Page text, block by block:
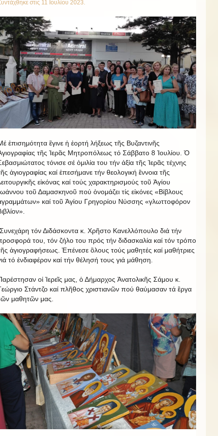
στις 11 Ιουλίου 2023.
ἐπισημότητα ἒγινε ἡ ἐορτή λήξεως τῆς Βυζαντινῆς
τῆς Ἱερᾶς Μητροπόλεως τό Σάββατο 8 Ἰουλίου. Ὁ
τόνισε σέ ὁμιλία του τήν ἀξία τῆς Ἱερᾶς τέχνης
ἁγιογραφίας καί ἐπεσήμανε τήν θεολογική ἒννοια τῆς
εἰκόνας καί τούς χαρακτηρισμούς τοῦ Ἁγίου
τοῦ Δαμασκηνοῦ πού ὁνομάζει τίς εἰκόνες «Βίβλους
καί τοῦ Ἁγίου Γρηγορίου Νύσσης «γλωττοφόρον
τόν Διδάσκοντα κ. Χρῆστο Κανελλόπουλο διά τήν
του, τόν ζήλο του πρός τήν διδασκαλία καί τόν τρόπο
ἁγιογραφήσεως. Ἐπένεσε ὃλους τούς μαθητές καί μαθήτριες
τό ἐνδιαφέρον καί τήν θέλησή τους γιά μάθηση.
οἱ Ἱερεῖς μας, ὁ Δήμαρχος Ἀνατολικῆς Σάμου κ.
Στάντζο καί πλῆθος χριστιανῶν πού θαύμασαν τά ἒργα
μαθητῶν μας.